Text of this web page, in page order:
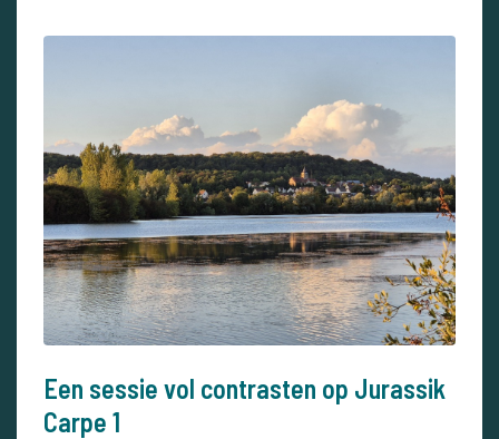
Een sessie vol contrasten op Jurassik
Carpe 1